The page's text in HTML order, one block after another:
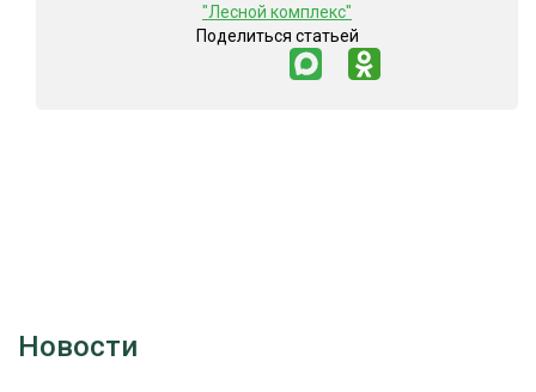
"Лесной комплекс"
Поделиться статьей
Новости